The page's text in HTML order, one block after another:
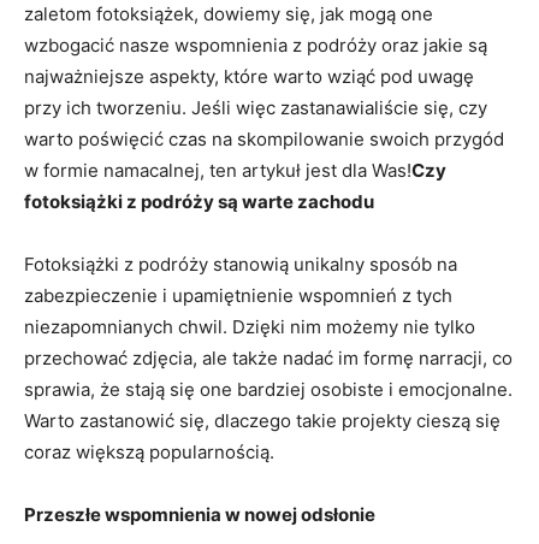
zaletom fotoksiążek,⁣ dowiemy się, jak ⁣mogą one
wzbogacić nasze wspomnienia z podróży ⁢oraz ⁤jakie są
najważniejsze aspekty,⁤ które warto wziąć pod uwagę
przy ich tworzeniu. Jeśli więc zastanawialiście się, czy
warto poświęcić czas na skompilowanie swoich przygód
w formie namacalnej, ⁢ten artykuł jest dla Was!Czy
fotoksiążki z podróży są warte zachodu
Fotoksiążki ⁣z podróży stanowią unikalny sposób na
zabezpieczenie ​i upamiętnienie wspomnień z tych⁤
niezapomnianych‌ chwil. Dzięki nim możemy​ nie tylko⁣
przechować⁢ zdjęcia, ale także⁣ nadać im formę narracji, co
sprawia, ‍że ⁤stają się one bardziej osobiste ‍i emocjonalne.⁢
Warto ⁢zastanowić się, dlaczego takie projekty cieszą ⁢się
coraz większą ‍popularnością.
Przeszłe wspomnienia ⁤w ⁤nowej‌ odsłonie